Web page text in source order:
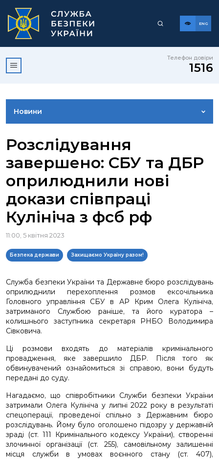
ENG
Телефон довіри
1516
Новини
ВІДЕОГАЛЕРЕЯ
КОНТАКТИ ПРЕСЦЕНТРУ
Розслідування
завершено: СБУ та ДБР
оприлюднили нові
докази співпраці
Кулініча з фсб рф
11:00, 5 квітня 2023
Безпека держави Захищаємо Україну разом!
Служба безпеки України та Державне бюро розслідувань
оприлюднили перехоплення розмов ексочільника
Головного управління СБУ в АР Крим Олега Кулініча,
затриманого Службою раніше, та його куратора –
колишнього заступника секретаря РНБО Володимира
Сівковича.
Ці розмови входять до матеріалів кримінального
провадження, яке завершило ДБР. Після того як
обвинувачений ознайомиться зі справою, вони будуть
передані до суду.
Нагадаємо, що співробітники Служби безпеки України
затримали Олега Кулініча у липні 2022 року в результаті
спецоперації, проведеної спільно з Державним бюро
розслідувань. Йому було оголошено підозру у державній
зраді (ст. 111 Кримінального кодексу України), створенні
злочинної організації (ст. 255), самовільному залишенні
місця служби в умовах воєнного стану (ст. 407),